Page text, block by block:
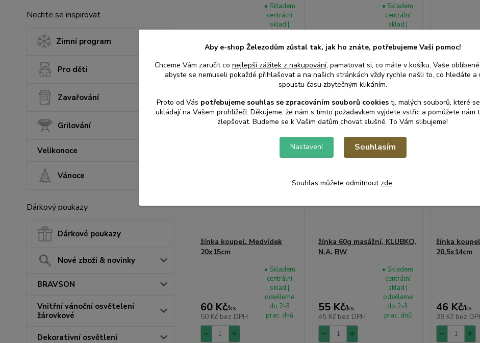
Nechte se inspirovat
Zimní program
Pro děti
Zavařování
Grilování
Velikonoce
Vánoce
Dárkový poukazy
Dárkové poukazy
Nové zboží & novinky
BRAVSON
Vnitřní vánoční osvětelení
žárovkové
Dekorativní osvětlení
74 Kč /ks
61 Kč
bez DPH
• Skladem
centrální
sklad |
do 2-3
prac. dnů
30 Kč/ ks
25 Kč
• Skladem
centrální
sklad |
do 2-3
prac. dnů
Přidat do košíku
26 Kč
21 Kč
žínka koupel. Medvídek
20x15cm
60 Kč/ks
50 Kč bez DPH
• Skladem
centrální
sklad |
odešleme
do 2-3
prac. dnů
žínka 60g masážní, KLUBKO,
N.A. BW
55 Kč/ks
45 Kč bez DPH
• Skladem
centrální
sklad |
odešleme
do 2-3
prac. dnů
žínka
20,5x14cm
46 Kč/ks
38 Kč bez
Aby e-shop Železodům zůstal tak, jak ho znáte, potřebujeme Vaši pomoc!
Chceme Vám zaručit co nejlepší zážitek z nakupování, pamatovat si, co máte v košíku, Vaše
abyste se nemuseli pokaždé přihlašovat a na našich stránkách vždy rychle našli to, co hledáte a
spoustu času zbytečným klikáním.
Proto od Vás potřebujeme souhlas se zpracováním souborů cookies tj. malých souborů, které
ukládají na Vašem prohlížeči. Děkujeme, že nám s tímto požadavkem vyjdete vstříc a pomůžete nám
zlepšovat. Budeme se k Vašim datům chovat slušně. To Vám slibujeme!
Nastavení Souhlasím
Souhlas můžete odmítnout zde.